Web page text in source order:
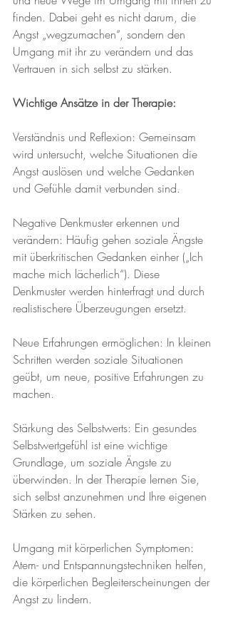
finden. Dabei geht es nicht darum, die
Angst „wegzumachen“, sondern den
Umgang mit ihr zu verändern und das
Vertrauen in sich selbst zu stärken.
Wichtige Ansätze in der Therapie:
Verständnis und Reflexion: Gemeinsam
wird untersucht, welche Situationen die
Angst auslösen und welche Gedanken
und Gefühle damit verbunden sind.
Negative Denkmuster erkennen und
verändern: Häufig gehen soziale Ängste
mit überkritischen Gedanken einher („Ich
mache mich lächerlich“). Diese
Denkmuster werden hinterfragt und durch
realistischere Überzeugungen ersetzt.
Neue Erfahrungen ermöglichen: In kleinen
Schritten werden soziale Situationen
geübt, um neue, positive Erfahrungen zu
machen.
Stärkung des Selbstwerts: Ein gesundes
Selbstwertgefühl ist eine wichtige
Grundlage, um soziale Ängste zu
überwinden. In der Therapie lernen Sie,
sich selbst anzunehmen und Ihre eigenen
Stärken zu sehen.
Umgang mit körperlichen Symptomen:
Atem- und Entspannungstechniken helfen,
die körperlichen Begleiterscheinungen der
Angst zu lindern.